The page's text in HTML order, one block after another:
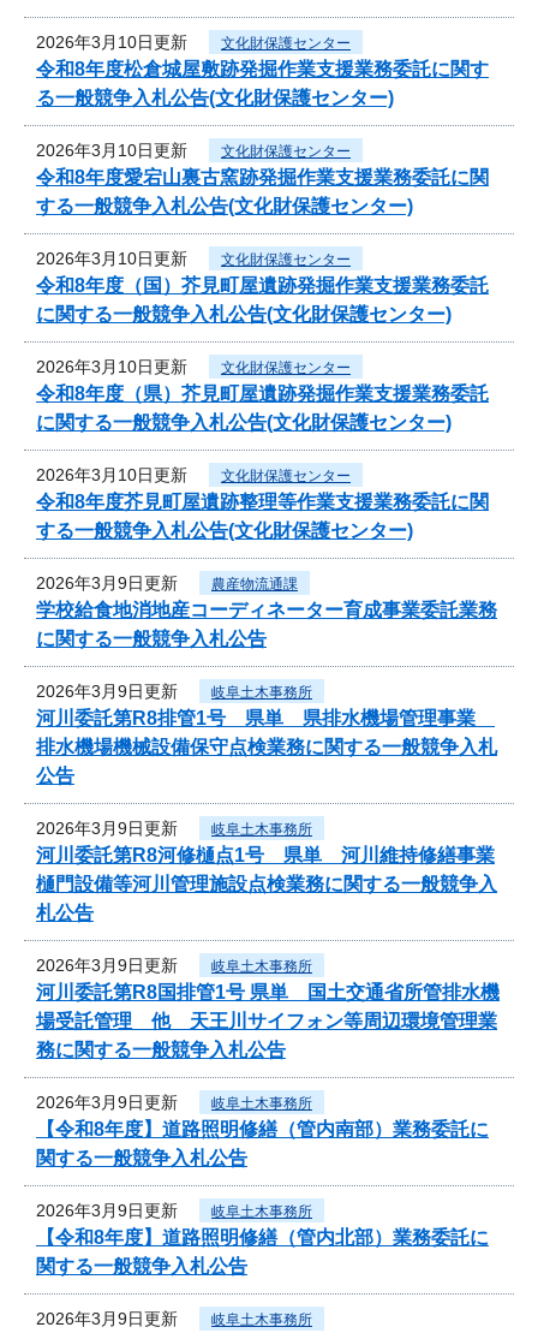
2026年3月10日更新 文化財保護センター
令和8年度松倉城屋敷跡発掘作業支援業務委託に関す
る一般競争入札公告(文化財保護センター)
2026年3月10日更新 文化財保護センター
令和8年度愛宕山裏古窯跡発掘作業支援業務委託に関
する一般競争入札公告(文化財保護センター)
2026年3月10日更新 文化財保護センター
令和8年度（国）芥見町屋遺跡発掘作業支援業務委託
に関する一般競争入札公告(文化財保護センター)
2026年3月10日更新 文化財保護センター
令和8年度（県）芥見町屋遺跡発掘作業支援業務委託
に関する一般競争入札公告(文化財保護センター)
2026年3月10日更新 文化財保護センター
令和8年度芥見町屋遺跡整理等作業支援業務委託に関
する一般競争入札公告(文化財保護センター)
2026年3月9日更新 農産物流通課
学校給食地消地産コーディネーター育成事業委託業務
に関する一般競争入札公告
2026年3月9日更新 岐阜土木事務所
河川委託第R8排管1号 県単 県排水機場管理事業
排水機場機械設備保守点検業務に関する一般競争入札
公告
2026年3月9日更新 岐阜土木事務所
河川委託第R8河修樋点1号 県単 河川維持修繕事業
樋門設備等河川管理施設点検業務に関する一般競争入
札公告
2026年3月9日更新 岐阜土木事務所
河川委託第R8国排管1号 県単 国土交通省所管排水機
場受託管理 他 天王川サイフォン等周辺環境管理業
務に関する一般競争入札公告
2026年3月9日更新 岐阜土木事務所
【令和8年度】道路照明修繕（管内南部）業務委託に
関する一般競争入札公告
2026年3月9日更新 岐阜土木事務所
【令和8年度】道路照明修繕（管内北部）業務委託に
関する一般競争入札公告
2026年3月9日更新 岐阜土木事務所